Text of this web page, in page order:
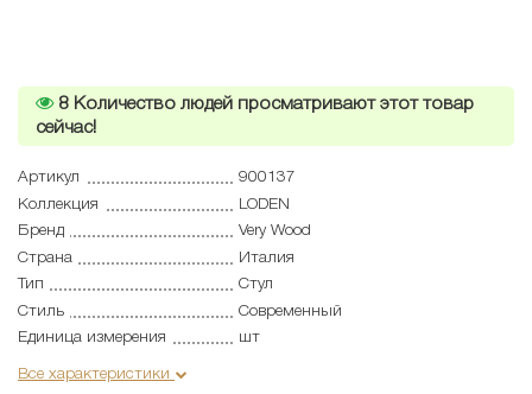
8 Количество людей просматривают этот товар
сейчас!
Артикул
900137
Коллекция
LODEN
Бренд
Very Wood
Страна
Италия
Тип
Стул
Стиль
Современный
Единица измерения
шт
Все характеристики